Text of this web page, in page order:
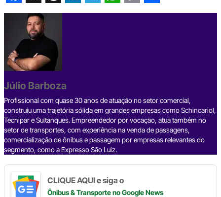
F
e
b
o
o
k
X T
h
r
e
a
d
s
L
d
I
n
T
a
m
W
p
p
C
n
k
S
Júlio Barboza
Profissional com quase 30 anos de atuação no setor comercial,
construiu uma trajetória sólida em grandes empresas como Schincariol,
Tecnipar e Sultanques. Empreendedor por vocação, atua também no
setor de transportes, com experiência na venda de passagens,
comercialização de ônibus e passagem por empresas relevantes do
segmento, como a Expresso São Luiz.
CLIQUE AQUI e siga o
Ônibus & Transporteno Google News